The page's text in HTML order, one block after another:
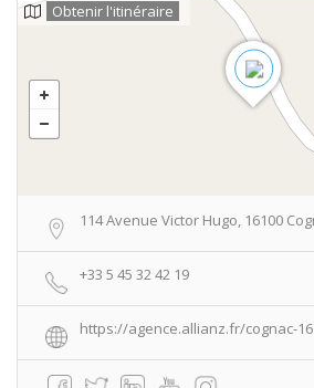
Obtenir l'itinéraire
114 Avenue Victor Hugo, 16100
+33 5 45 32 42 19
https://agence.allianz.fr/cognac-